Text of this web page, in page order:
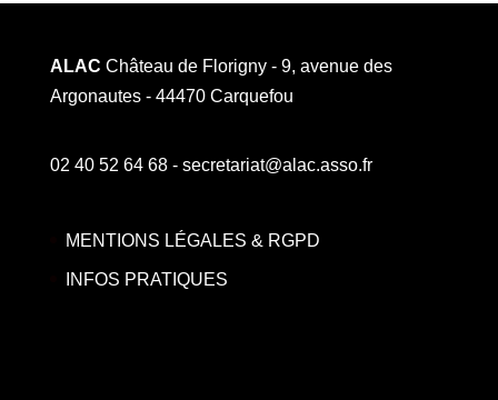
ALAC Château de Florigny - 9, avenue des
Argonautes - 44470 Carquefou
02 40 52 64 68 - secretariat@alac.asso.fr
MENTIONS LÉGALES & RGPD
INFOS PRATIQUES